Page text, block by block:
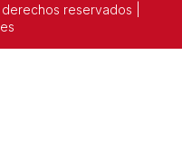
reservados |